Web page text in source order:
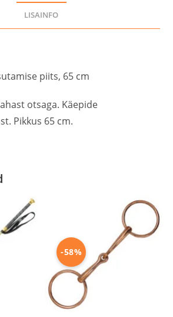
LISAINFO
piits, 65 cm
otsaga. Käepide
Pikkus 65 cm.
-58%